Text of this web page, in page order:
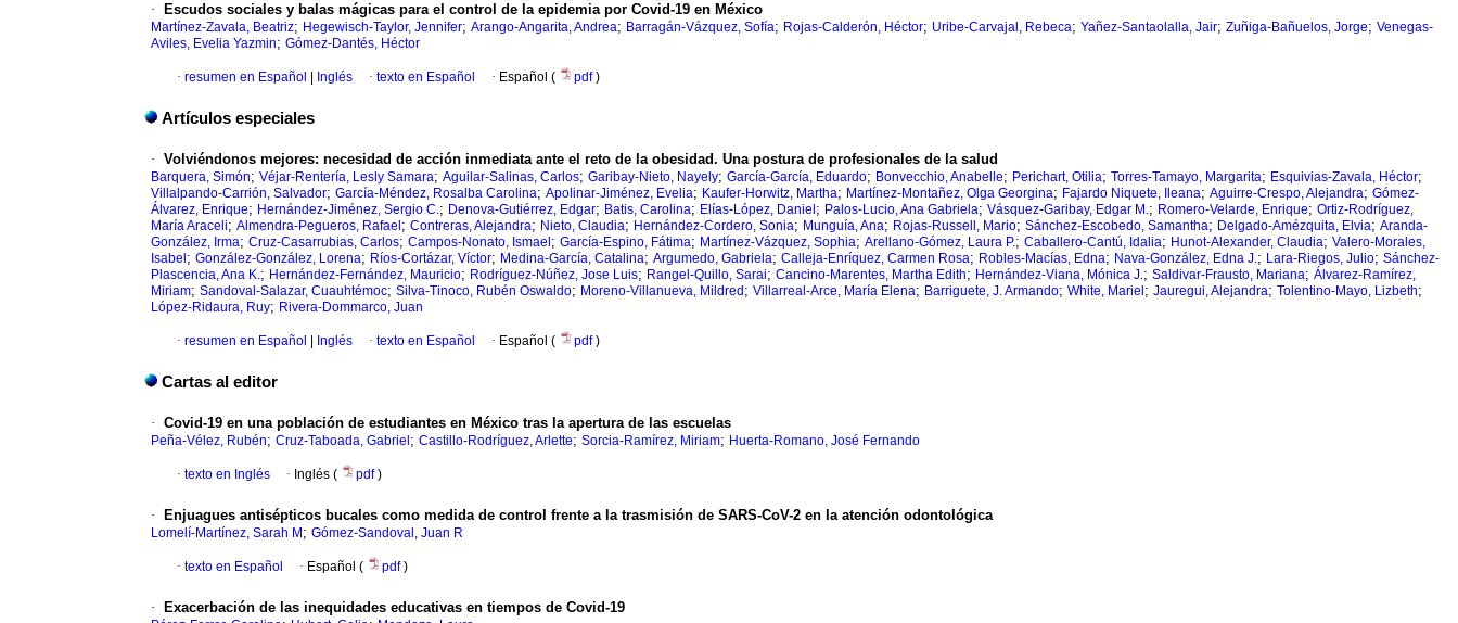
· Escudos sociales y balas mágicas para el control de la epidemia por Covid-19 en México
Martínez-Zavala, Beatriz; Hegewisch-Taylor, Jennifer; Arango-Angarita, Andrea; Barragán-Vázquez, Sofía; Rojas-Calderón, Héctor; Uribe-Carvajal, Rebeca; Yañez-Santaolalla, Jair; Zuñiga-Bañuelos, Jorge; Venegas-
Aviles, Evelia Yazmin; Gómez-Dantés, Héctor
· resumen en Español Inglés · texto en Español · Español ( pdf)
Artículos especiales
· Volviéndonos mejores: necesidad de acción inmediata ante el reto de la obesidad. Una postura de profesionales de la salud
Barquera, Simón; Véjar-Rentería, Lesly Samara; Aguilar-Salinas, Carlos; Garibay-Nieto, Nayely; García-García, Eduardo; Bonvecchio, Anabelle; Perichart, Otilia; Torres-Tamayo, Margarita; Esquivias-Zavala, Héctor;
Villalpando-Carrión, Salvador; García-Méndez, Rosalba Carolina; Apolinar-Jiménez, Evelia; Kaufer-Horwitz, Martha; Martínez-Montañez, Olga Georgina; Fajardo Niquete, Ileana; Aguirre-Crespo, Alejandra; Gómez-
Álvarez, Enrique; Hernández-Jiménez, Sergio C.; Denova-Gutiérrez, Edgar; Batis, Carolina; Elías-López, Daniel ; Palos-Lucio, Ana Gabriela; Vásquez-Garibay, Edgar M.; Romero-Velarde, Enrique; Ortiz-Rodríguez,
María Araceli; Almendra-Pegueros, Rafael ; Contreras, Alejandra; Nieto, Claudia; Hernández-Cordero, Sonia; Munguía, Ana; Rojas-Russell, Mario; Sánchez-Escobedo, Samantha; Delgado-Amézquita, Elvia; Aranda-
González, Irma; Cruz-Casarrubias, Carlos; Campos-Nonato, Ismael ; García-Espino, Fátima; Martínez-Vázquez, Sophia; Arellano-Gómez, Laura P.; Caballero-Cantú, Idalia; Hunot-Alexander, Claudia; Valero-Morales,
Isabel ; González-González, Lorena; Ríos-Cortázar, Víctor; Medina-García, Catalina; Argumedo, Gabriela; Calleja-Enríquez, Carmen Rosa; Robles-Macías, Edna; Nava-González, Edna J.; Lara-Riegos, Julio; Sánchez-
Plascencia, Ana K.; Hernández-Fernández, Mauricio; Rodríguez-Núñez, Jose Luis; Rangel-Quillo, Sarai; Cancino-Marentes, Martha Edith; Hernández-Viana, Mónica J.; Saldivar-Frausto, Mariana; Álvarez-Ramírez,
Miriam; Sandoval-Salazar, Cuauhtémoc; Silva-Tinoco, Rubén Oswaldo; Moreno-Villanueva, Mildred ; Villarreal-Arce, María Elena; Barriguete, J. Armando; White, Mariel ; Jauregui, Alejandra; Tolentino-Mayo, Lizbeth;
López-Ridaura, Ruy; Rivera-Dommarco, Juan
· resumen en Español Inglés · texto en Español · Español ( pdf)
Cartas al editor
· Covid-19 en una población de estudiantes en México tras la apertura de las escuelas
Peña-Vélez, Rubén; Cruz-Taboada, Gabriel ; Castillo-Rodríguez, Arlette; Sorcia-Ramírez, Miriam; Huerta-Romano, José Fernando
· texto en Inglés · Inglés ( pdf)
· Enjuagues antisépticos bucales como medida de control frente a la trasmisión de SARS-CoV-2 en la atención odontológica
Lomelí-Martínez, Sarah M ; Gómez-Sandoval, Juan R
· texto en Español · Español ( pdf)
· Exacerbación de las inequidades educativas en tiempos de Covid-19